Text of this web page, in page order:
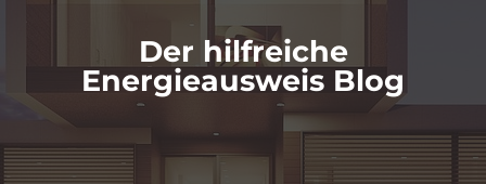
Der hilfreiche
Energieausweis Blog
Energieausweis, Energieausweis online, Energieausweis online bestellen, energieausweis erstellen,
energieausweis kosten, energieausweis österreich, energieausweisvorlagegesetz, energieausweis haus,